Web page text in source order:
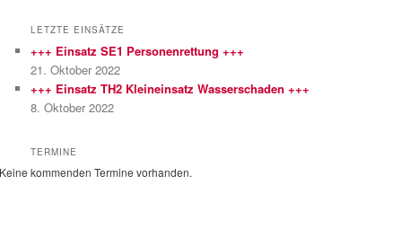
h
n
LETZTE EINSÄTZE
+++ Einsatz SE1 Personenrettung +++
21. Oktober 2022
+++ Einsatz TH2 Kleineinsatz Wasserschaden +++
8. Oktober 2022
TERMINE
Keine kommenden Termine vorhanden.